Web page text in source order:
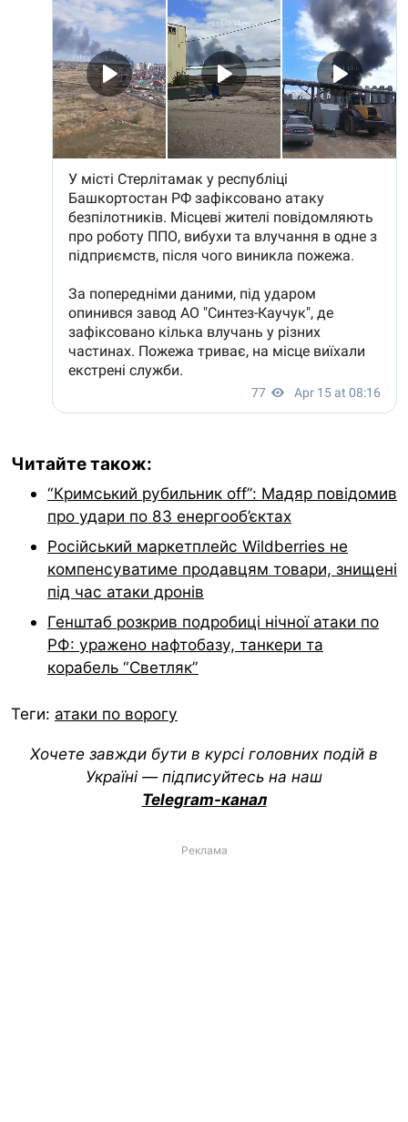
Читайте також:
“Кримський рубильник off”: Мадяр повідомив
про удари по 83 енергооб’єктах
Російський маркетплейс Wildberries не
компенсуватиме продавцям товари, знищені
під час атаки дронів
Генштаб розкрив подробиці нічної атаки по
РФ: уражено нафтобазу, танкери та
корабель “Светляк”
Теги: атаки по ворогу
Хочете завжди бути в курсі головних подій в
Україні — підписуйтесь на наш
Telegram-канал
Реклама